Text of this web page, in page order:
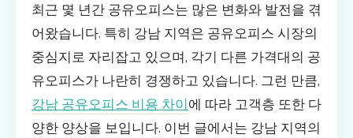
최근 몇 년간 공유오피스는 많은 변화와 발전을 겪
어왔습니다. 특히 강남 지역은 공유오피스 시장의
중심지로 자리잡고 있으며, 각기 다른 가격대의 공
유오피스가 나란히 경쟁하고 있습니다. 그런 만큼,
강남 공유오피스 비용 차이에 따라 고객층 또한 다
양한 양상을 보입니다. 이번 글에서는 강남 지역의